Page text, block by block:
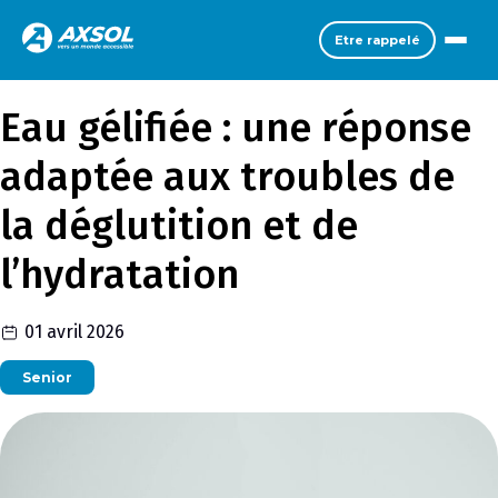
Etre rappelé
Eau gélifiée : une réponse
adaptée aux troubles de
la déglutition et de
l’hydratation
01 avril 2026
Senior